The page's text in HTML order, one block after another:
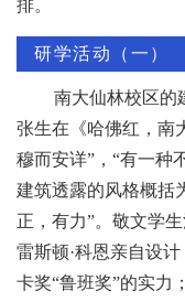
排。
研学活动（一）
南大仙林校区的
张生在《哈佛红，南
穆而安详”，“有一种
建筑透露的风格概括
正，有力”。 敬文学
雷斯顿·科恩亲自设计
卡奖“鲁班奖”的实力；